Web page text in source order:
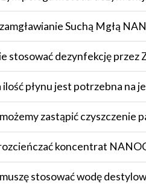
Suchą Mgłą
stosować dezynfekcję przez
ilość płynu jest potrzebna na
zastąpić czyszczenie
koncentrat
stosować wodę